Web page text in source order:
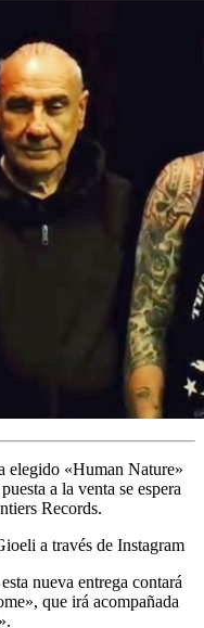
elegido «Human Nature»
a la venta se espera
Records.
a través de Instagram
nueva entrega contará
que irá acompañada